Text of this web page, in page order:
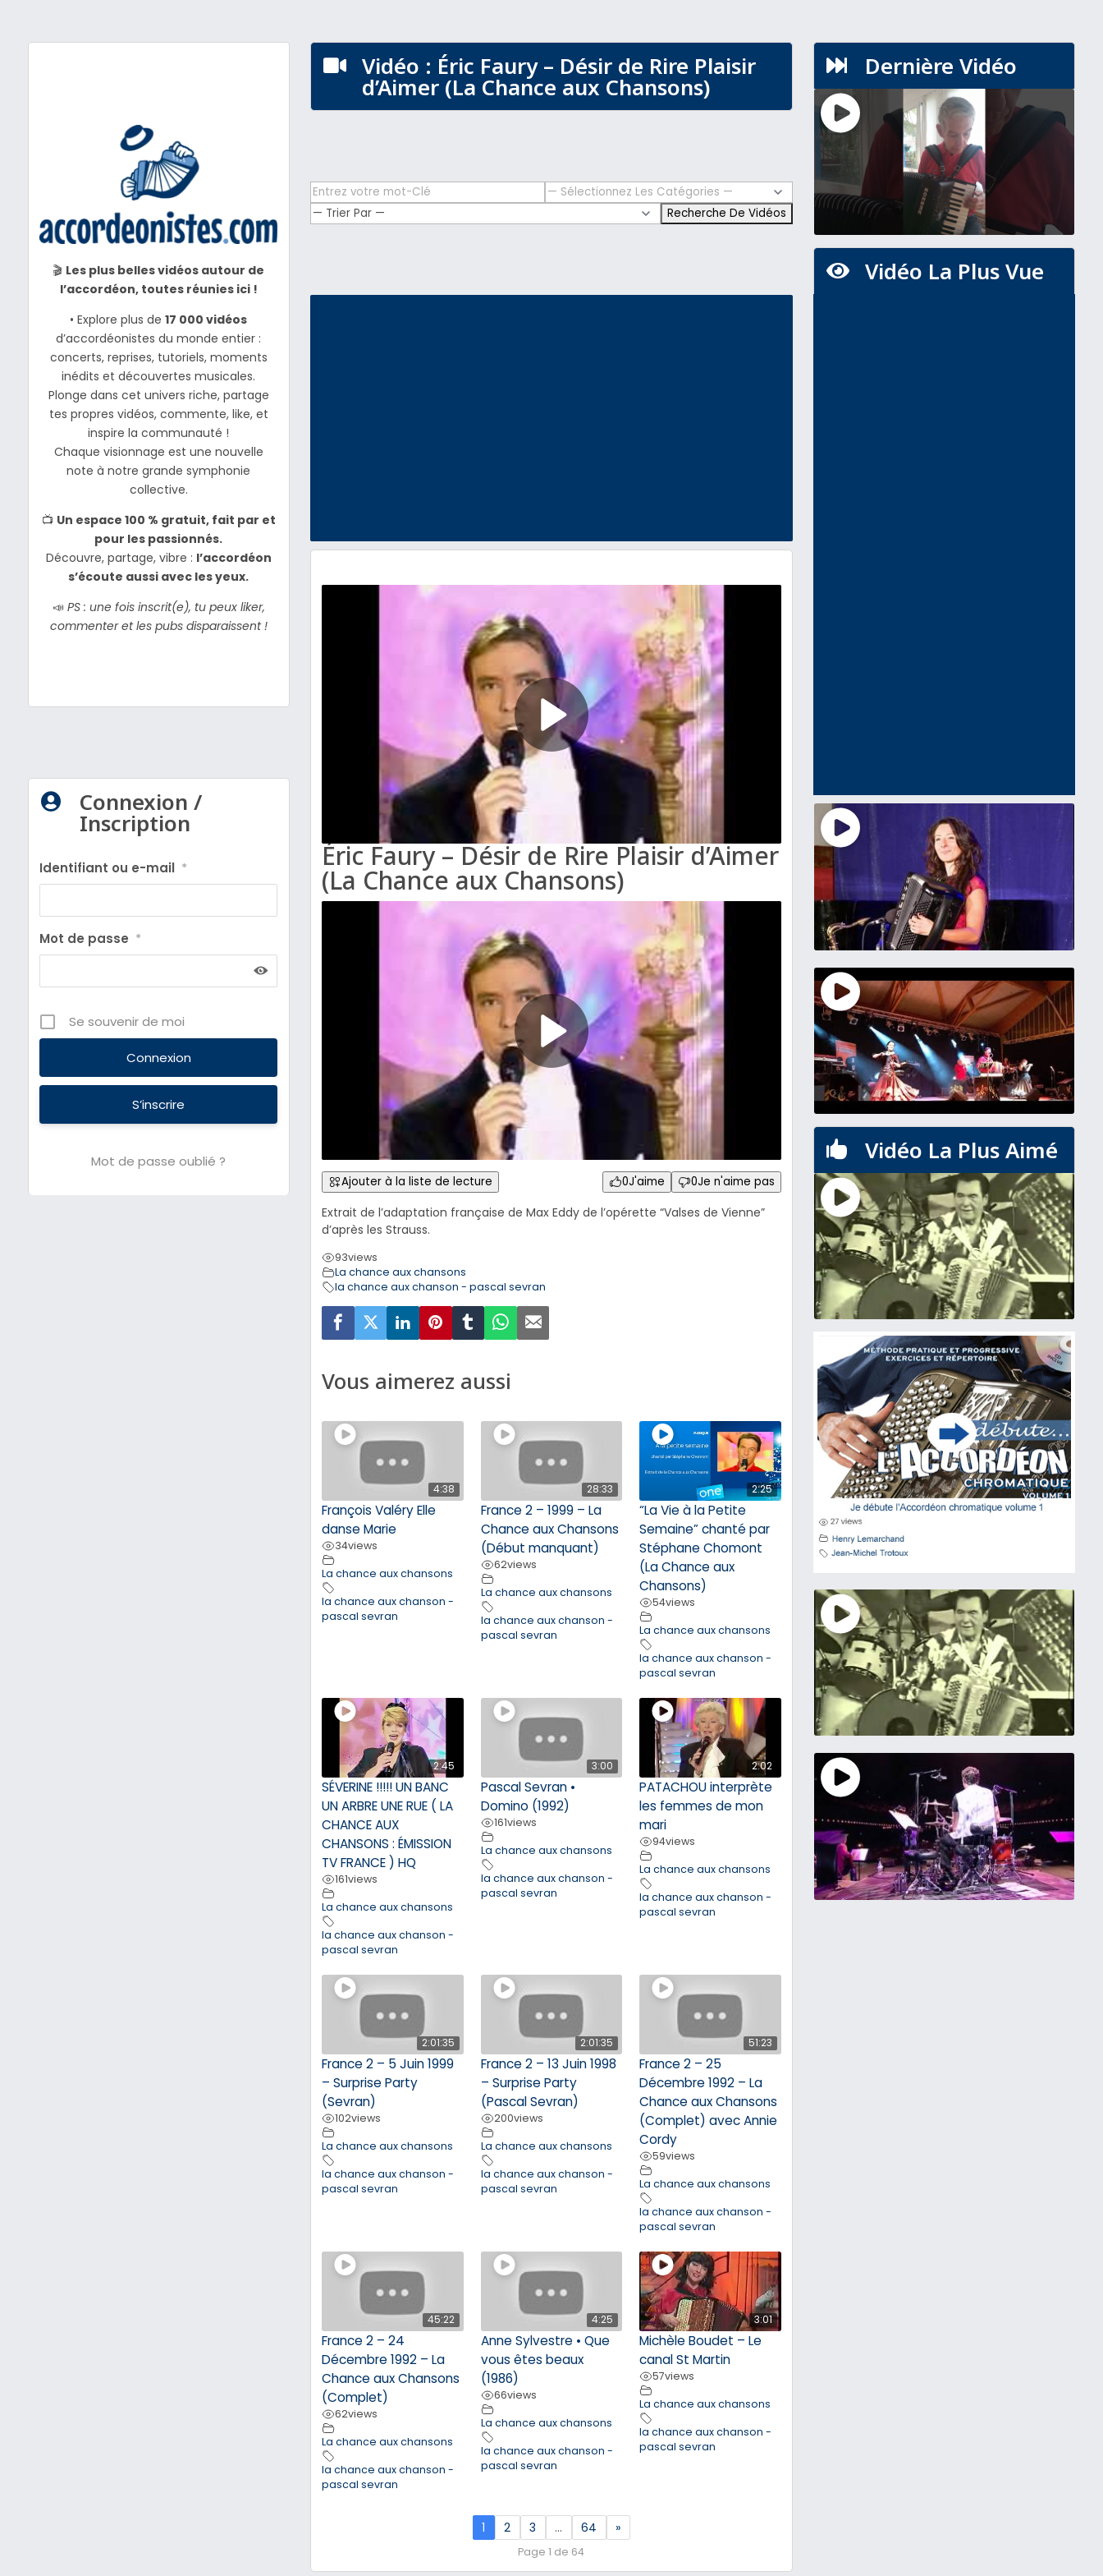
🎬 Les plus belles vidéos autour de
l’accordéon, toutes réunies ici !
• Explore plus de17 000 vidéos
d’accordéonistes du monde entier :
concerts, reprises, tutoriels, moments
inédits et découvertes musicales.
Plonge dans cet univers riche, partage
tes propres vidéos, commente, like, et
inspire la communauté !
Chaque visionnage est une nouvelle
note à notre grande symphonie
collective.
📺 Un espace 100 % gratuit, fait par et
pour les passionnés.
Découvre, partage, vibre : l’accordéon
s’écoute aussi avec les yeux.
📣 PS : une fois inscrit(e), tu peux liker,
commenter et les pubs disparaissent !
 Connexion /
Inscription
Identifiant ou e-mail *
Mot de passe *
Se souvenir de moi
S’inscrire
Mot de passe oublié ?
 Vidéo : Éric Faury – Désir de Rire Plaisir
d’Aimer (La Chance aux Chansons)
Éric Faury – Désir de Rire Plaisir d’Aimer
(La Chance aux Chansons)
Ajouter à la liste de lecture 0J'aime 0Je n'aime pas
Extrait de l’adaptation française de Max Eddy de l’opérette “Valses de Vienne”
d’après les Strauss.
93views
La chance aux chansons
la chance aux chanson - pascal sevran
Vous aimerez aussi
4:38
François Valéry Elle
danse Marie
34views
La chance aux chansons
la chance aux chanson -
pascal sevran
28:33
France 2 – 1999 – La
Chance aux Chansons
(Début manquant)
62views
La chance aux chansons
la chance aux chanson -
pascal sevran
2:25
“La Vie à la Petite
Semaine” chanté par
Stéphane Chomont
(La Chance aux
Chansons)
54views
La chance aux chansons
la chance aux chanson -
pascal sevran
2:45
SÉVERINE !!!!! UN BANC
UN ARBRE UNE RUE ( LA
CHANCE AUX
CHANSONS : ÉMISSION
TV FRANCE ) HQ
161views
La chance aux chansons
la chance aux chanson -
pascal sevran
3:00
Pascal Sevran •
Domino (1992)
161views
La chance aux chansons
la chance aux chanson -
pascal sevran
2:02
PATACHOU interprète
les femmes de mon
mari
94views
La chance aux chansons
la chance aux chanson -
pascal sevran
2:01:35
France 2 – 5 Juin 1999
– Surprise Party
(Sevran)
102views
La chance aux chansons
la chance aux chanson -
pascal sevran
2:01:35
France 2 – 13 Juin 1998
– Surprise Party
(Pascal Sevran)
200views
La chance aux chansons
la chance aux chanson -
pascal sevran
51:23
France 2 – 25
Décembre 1992 – La
Chance aux Chansons
(Complet) avec Annie
Cordy
59views
La chance aux chansons
la chance aux chanson -
pascal sevran
45:22
France 2 – 24
Décembre 1992 – La
Chance aux Chansons
(Complet)
62views
La chance aux chansons
la chance aux chanson -
pascal sevran
4:25
Anne Sylvestre • Que
vous êtes beaux
(1986)
66views
La chance aux chansons
la chance aux chanson -
pascal sevran
3:01
Michèle Boudet – Le
canal St Martin
57views
La chance aux chansons
la chance aux chanson -
pascal sevran
1 2 3 … 64 »
Page 1 de 64
 Dernière Vidéo
 Vidéo La Plus Vue
 Vidéo La Plus Aimé